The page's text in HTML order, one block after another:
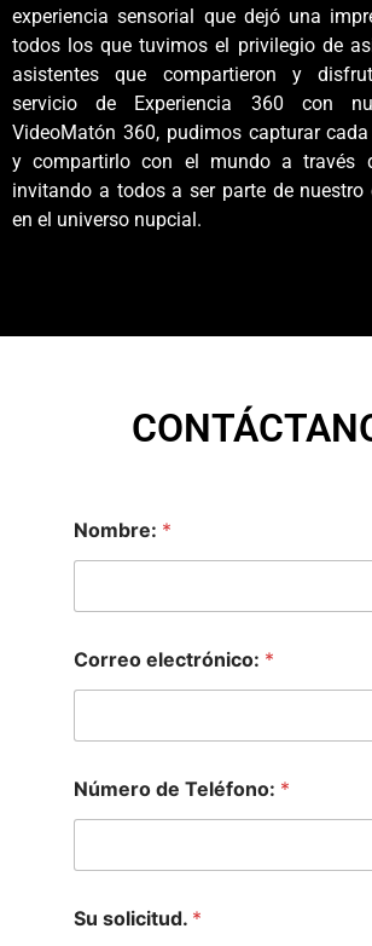
experiencia sensorial que dejó una
todos los que tuvimos el privilegio de
asistentes que compartieron y
servicio de Experiencia 360 con
VideoMatón 360, pudimos capturar
y compartirlo con el mundo a través
invitando a todos a ser parte de nuestro
en el universo nupcial.
Nombre: *
Correo electrónico: *
Número de Teléfono: *
Su solicitud. *